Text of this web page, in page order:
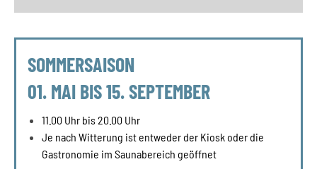
SOMMERSAISON
01. MAI BIS 15. SEPTEMBER
11.00 Uhr bis 20.00 Uhr
Je nach Witterung ist entweder der Kiosk oder die
Gastronomie im Saunabereich geöffnet